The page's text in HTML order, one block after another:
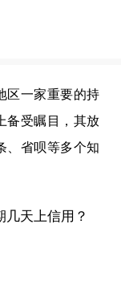
区一家重要的持
备受瞩目，其放
、省呗等多个知